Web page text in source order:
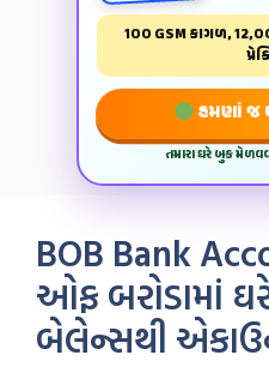
100 GSM કાગળ,
હમણાં જ
તમારા ઘરે બુક
BOB Bank
ઓફ બરોડામાં
બેલેન્સથી